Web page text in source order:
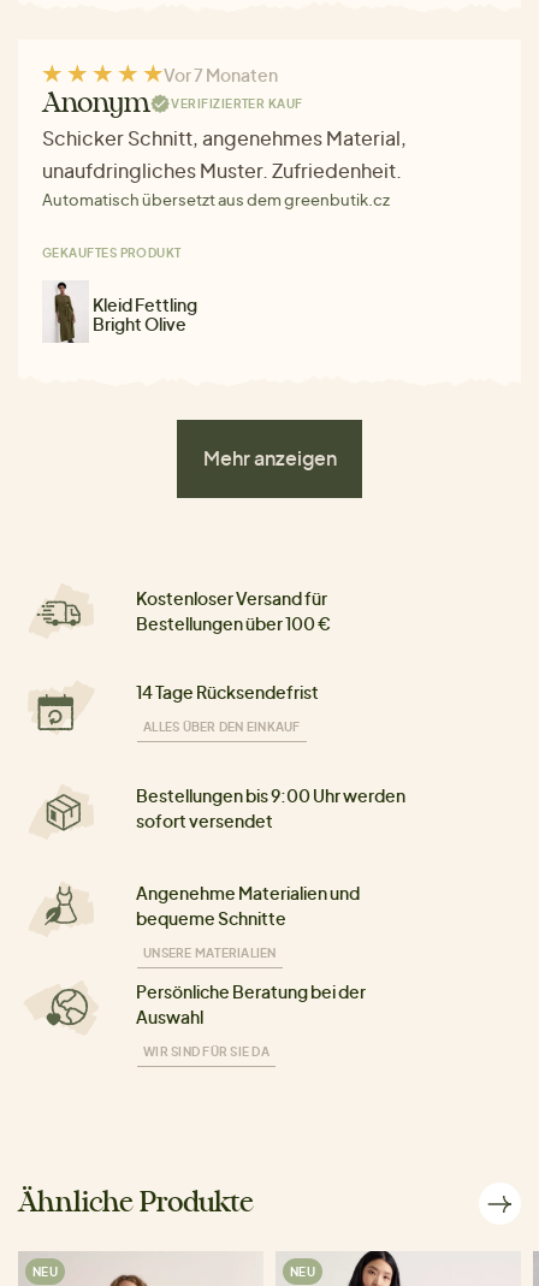
Vor 7 Monaten
Anonym VERIFIZIERTER KAUF
Schicker Schnitt, angenehmes Material,
unaufdringliches Muster. Zufriedenheit.
Automatisch übersetzt aus dem greenbutik.cz
GEKAUFTES PRODUKT
Kleid Fettling
Bright Olive
Mehr anzeigen
Kostenloser Versand für
Bestellungen über 100 €
14 Tage Rücksendefrist
ALLES ÜBER DEN EINKAUF
Bestellungen bis 9:00 Uhr werden
sofort versendet
Angenehme Materialien und
bequeme Schnitte
UNSERE MATERIALIEN
Persönliche Beratung bei der
Auswahl
WIR SIND FÜR SIE DA
Ähnliche Produkte
NEU NEU